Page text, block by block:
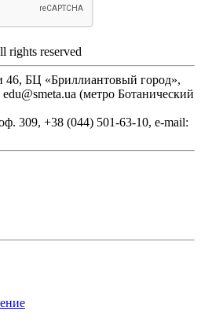
rights reserved
46, БЦ «Бриллиантовый город»,
(метро Ботанический
309, +38 (044) 501-63-10, e-mail: